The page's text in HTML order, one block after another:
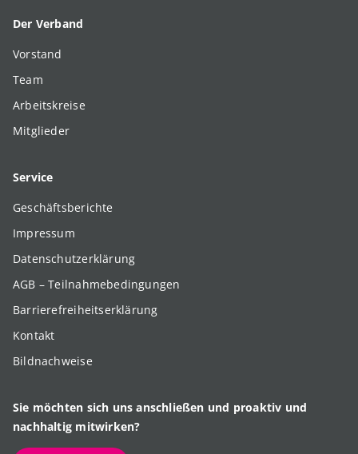
Der Verband
Vorstand
Team
Arbeitskreise
Mitglieder
Service
Geschäftsberichte
Impressum
Datenschutzerklärung
AGB – Teilnahmebedingungen
Barrierefreiheitserklärung
Kontakt
Bildnachweise
Sie möchten sich uns anschließen und proaktiv und
nachhaltig mitwirken?